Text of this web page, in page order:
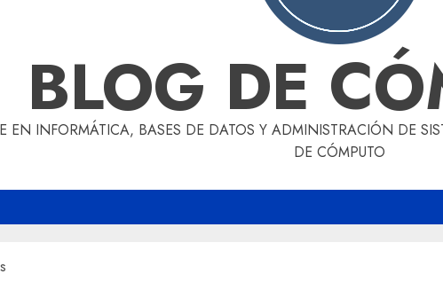
BLOG DE
EN INFORMÁTICA, BASES DE DATOS Y ADMINISTRACIÓN DE
DE CÓMPUTO